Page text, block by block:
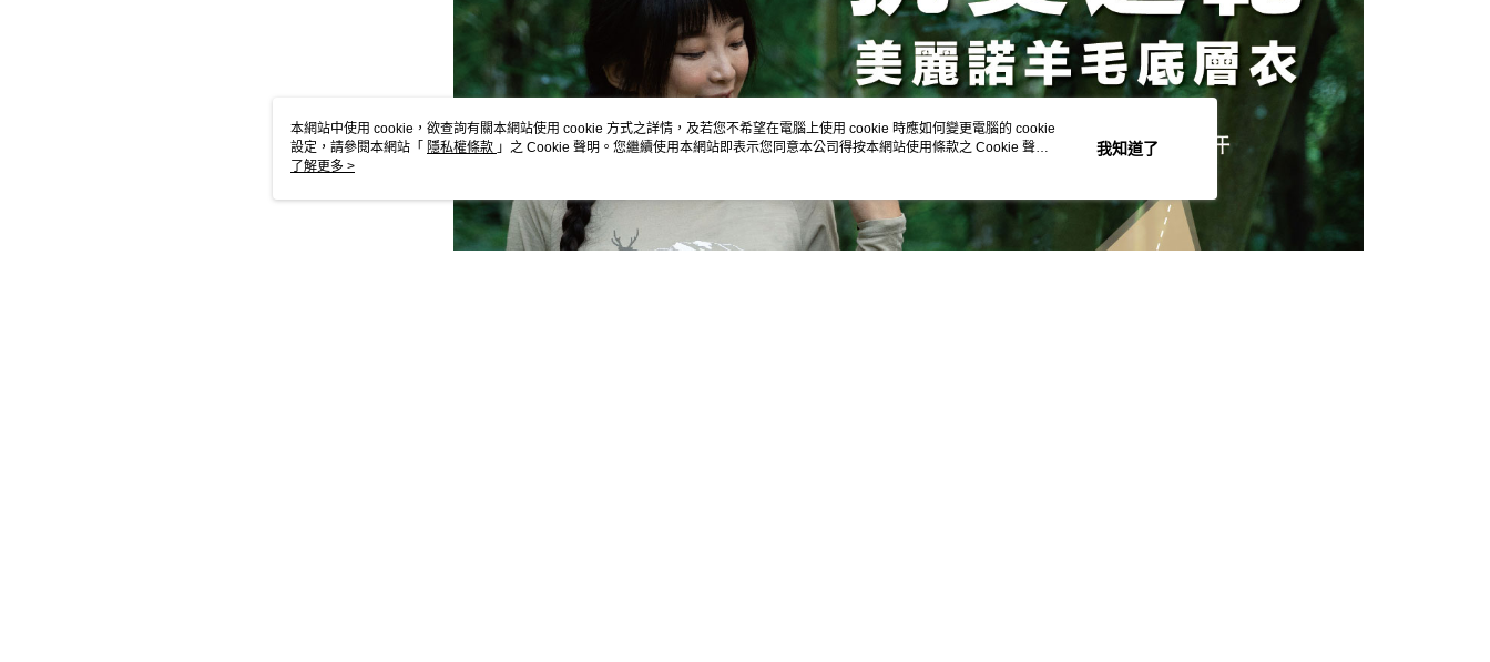
１．透過由恩沛科技股份有限公司提供之「AFTEE先享後付」服務完成之
交易，需依本服務之必要範圍內提供個人資料，並將交易相關給付款項請
求債權轉讓予恩沛科技股份有限公司。
２．關於個人資料處理事宜，請瀏覽以下網址：
https://aftee.tw/terms/#terms3
３．未成年的使用者請事先徵得法定代理人或監護人之同意方可使用
「AFTEE先享後付」，若未經同意申辦者引起之損失，本公司不負相關責
４．使用「AFTEE先享後付」時，將依據個別帳號之用戶狀況，依本公司
即時審查核予不同之上限額度；若仍有額度不足之情形，本公司將視審查
５．嚴禁一人註冊多個帳號或使用他人資訊註冊。若發現惡意使用之情
宅配
每筆NT$100，滿NT$1,000(含以上)免運費
順豐 查看運費
本網站中使用 cookie，欲查詢有關本網站使用 cookie 方式之詳情，及若您不希望在電腦上使用 cookie 時應如何變更電腦的 cookie
設定，請參閱本網站「 隱私權條款 」之 Cookie 聲明。您繼續使用本網站即表示您同意本公司得按本網站使用條款之 Cookie 聲明
使用 cookie。
了解更多 >
我知道了